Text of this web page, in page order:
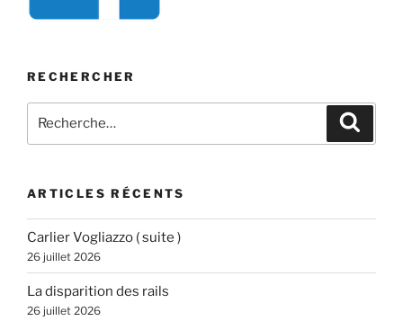
RECHERCHER
pour
ARTICLES RÉCENTS
Carlier Vogliazzo ( suite )
26 juillet 2026
La disparition des rails
26 juillet 2026